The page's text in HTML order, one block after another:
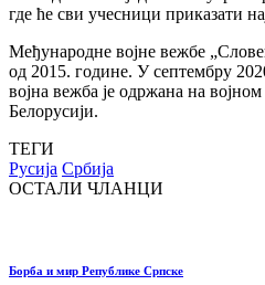
где ће сви учесници приказати
Међународне војне вежбе
од 2015. године. У септембру
војна вежба је одржана на
Белорусији.
ТЕГИ
Русија Србија
ОСТАЛИ ЧЛАНЦИ
Борба и мир Републике Српске